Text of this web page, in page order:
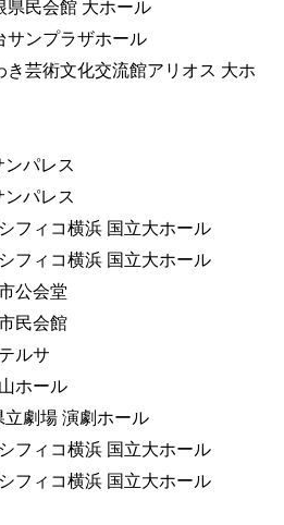
県民会館 大ホール
サンプラザホール
き芸術文化交流館アリオス 大ホ
パレス
パレス
フィコ横浜 国立大ホール
フィコ横浜 国立大ホール
公会堂
民会館
ルサ
ホール
劇場 演劇ホール
フィコ横浜 国立大ホール
フィコ横浜 国立大ホール